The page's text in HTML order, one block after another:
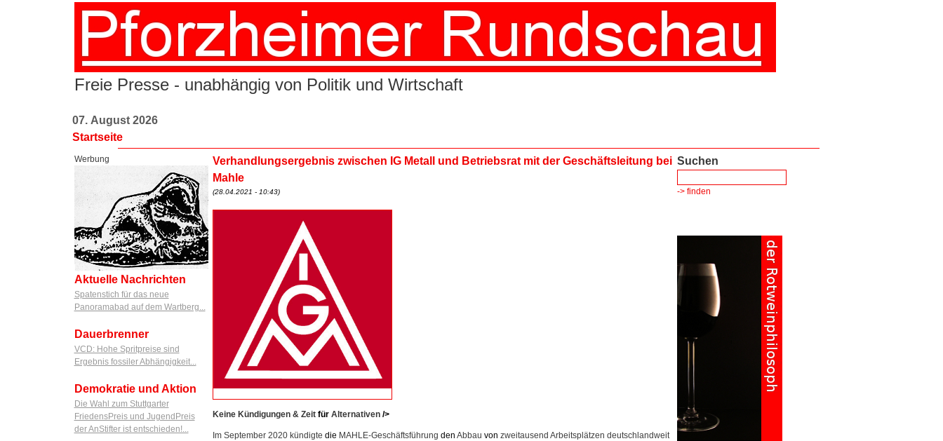
Freie Presse - unabhängig von Politik und Wirtschaft
07. August 2026
Startseite
Werbung
Aktuelle Nachrichten
Spatenstich für das neue
Panoramabad auf dem Wartberg...
Dauerbrenner
VCD: Hohe Spritpreise sind
Ergebnis fossiler Abhängigkeit...
Demokratie und Aktion
Die Wahl zum Stuttgarter
FriedensPreis und JugendPreis
der AnStifter ist entschieden!...
Verhandlungsergebnis zwischen IG Metall und Betriebsrat mit der Geschäftsleitung bei
Mahle
(28.04.2021 - 10:43)
Keine Kündigungen & Zeit fürAlternativen />
Im September 2020 kündigte die MAHLE-Geschäftsführung den Abbau von zweitausend Arbeitsplätzen deutschlandweit
Suchen
-> finden